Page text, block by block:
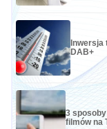
Inwersja
DAB+
3
filmów na